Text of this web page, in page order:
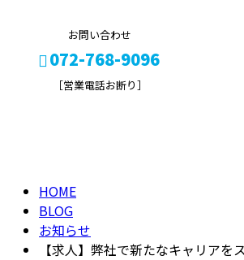
お問い合わせ
072-768-9096
［営業電話お断り］
HOME
BLOG
お知らせ
【求人】弊社で新たなキャリアを